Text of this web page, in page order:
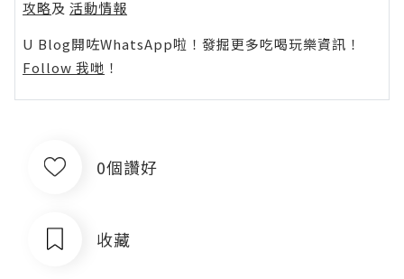
攻略及 活動情報
U Blog開咗WhatsApp啦！發掘更多吃喝玩樂資訊！
Follow 我哋 ！
0個讚好
收藏